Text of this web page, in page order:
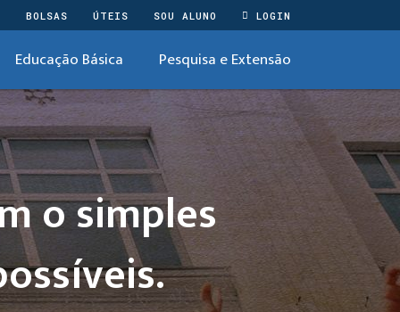
BOLSAS ÚTEIS SOU ALUNO LOGIN
Educação Básica Pesquisa e Extensão
o simples